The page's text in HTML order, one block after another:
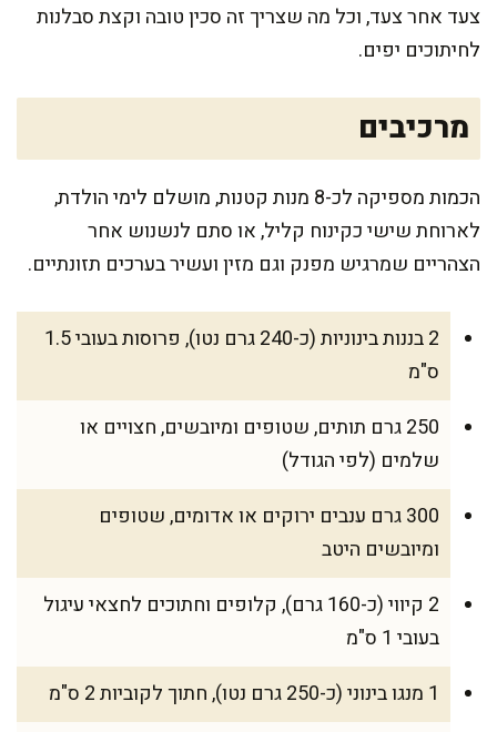
צעד אחר צעד, וכל מה שצריך זה סכין טובה וקצת סבלנות
לחיתוכים יפים.
מרכיבים
הכמות מספיקה לכ-8 מנות קטנות, מושלם לימי הולדת,
לארוחת שישי כקינוח קליל, או סתם לנשנוש אחר
הצהריים שמרגיש מפנק וגם מזין ועשיר בערכים תזונתיים.
2 בננות בינוניות (כ-240 גרם נטו), פרוסות בעובי 1.5
ס"מ
250 גרם תותים, שטופים ומיובשים, חצויים או
שלמים (לפי הגודל)
300 גרם ענבים ירוקים או אדומים, שטופים
ומיובשים היטב
2 קיווי (כ-160 גרם), קלופים וחתוכים לחצאי עיגול
בעובי 1 ס"מ
1 מנגו בינוני (כ-250 גרם נטו), חתוך לקוביות 2 ס"מ